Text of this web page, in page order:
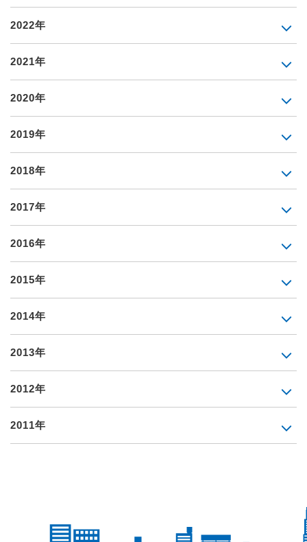
2022年
2021年
2020年
2019年
2018年
2017年
2016年
2015年
2014年
2013年
2012年
2011年